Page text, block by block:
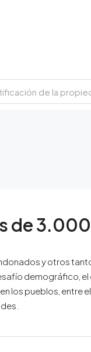
de
y otros
demográfico,
los pueblos, entre